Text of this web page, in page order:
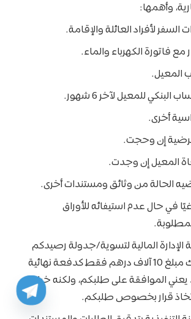
وأهمها:
السفر لأفراد العائلة والإقامة.
مع فاتورة الكهرباء والماء.
المعيل.
للمعيل لآخر 6 شهور.
أخرى.
إن وحجت.
المعيل إن وجدت.
الحالة من وثائق ومستندات أخرى.
في حال عدم استيفائه للأوراق
المالية لتسوية/جدولة رصيدكم
المستحق وترك مبلغ 10 آلاف درهم فقط كدفعة نهائية
يعني الموافقة على طلبكم، ولكنه خيار
قرار بخصوص طلبكم.